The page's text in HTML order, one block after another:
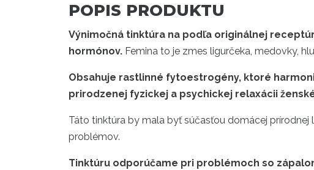
POPIS PRODUKTU
Výnimočná tinktúra na podľa originálnej
hormónov. Femina to je zmes ligurčeka, medovky,
Obsahuje rastlinné fytoestrogény, ktoré
prirodzenej fyzickej a psychickej relaxácii
Táto tinktúra by mala byť súčasťou domácej
problémov.
Tinktúru odporúčame pri problémoch so